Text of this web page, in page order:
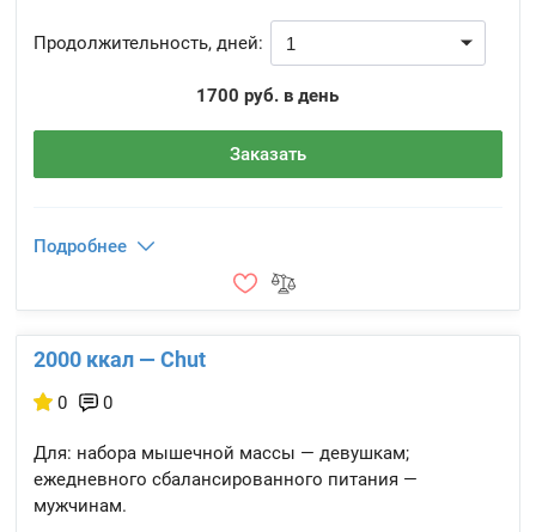
Продолжительность, дней:
1700 руб. в день
Заказать
Подробнее
2000 ккал — Chut
0 0
Для: набора мышечной массы — девушкам;
ежедневного сбалансированного питания —
мужчинам.